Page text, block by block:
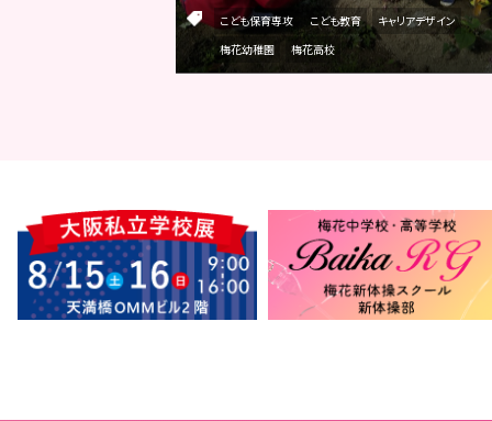
こども保育専攻 こども教育
キャリアデザイン
梅花幼稚園
梅花高校